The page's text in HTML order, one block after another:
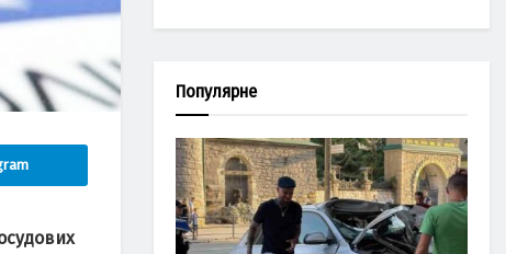
Популярне